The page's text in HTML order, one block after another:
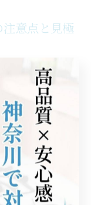
意点と見極
用する際は、情
理由は、過度に
や一時的な感情
具体的には、同
現が多い場合は
比較し、共通し
多い業者を選ぶ